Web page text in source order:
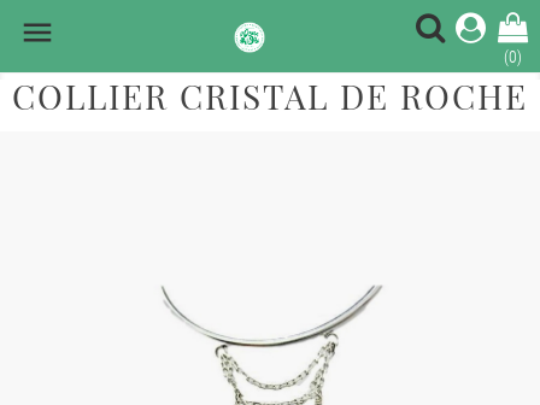

(0)
COLLIER CRISTAL DE ROCHE